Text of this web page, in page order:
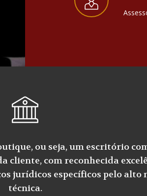
ou seja, um escritório
cliente, com reconhecida
jurídicos específicos pelo alto
técnica.